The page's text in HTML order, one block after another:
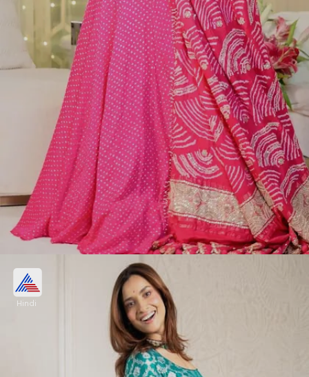
लहंगा विथ चोकर
पिंक लहंगा के साथ अंकिता लोखंडे ने गले में हैवी चोकर और
ईयरिंग्स को पेयर किया है। आप भी छठ के दौरान उनके इस लुक
को रिक्रिएट कर सकती हैं।
Hindi